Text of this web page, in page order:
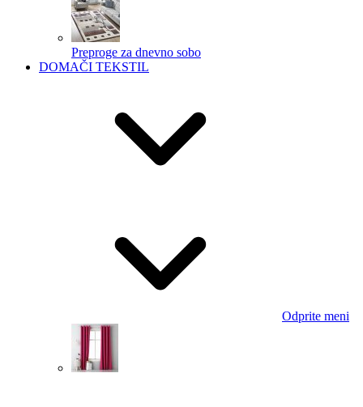
Preproge za dnevno sobo
DOMAČI TEKSTIL
Odprite meni